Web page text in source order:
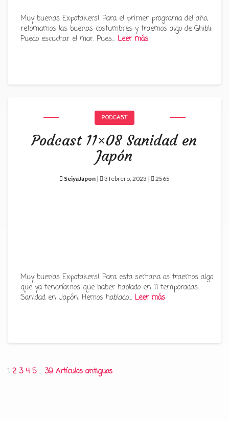
Muy buenas Expotakers! Para el primer programa del año,
retomamos las buenas costumbres y traemos algo de Ghibli:
Puedo escuchar el mar. Pues… Leer más
PODCAST
Podcast 11×08 Sanidad en
Japón
SeiyaJapon | 3 febrero, 2023 | 2565
Muy buenas Expotakers! Para esta semana os traemos algo
que ya tendríamos que haber hablado en 11 temporadas:
Sanidad en Japón. Hemos hablado… Leer más
Paginación
1 2 3 4 5 … 39 Artículos antiguos